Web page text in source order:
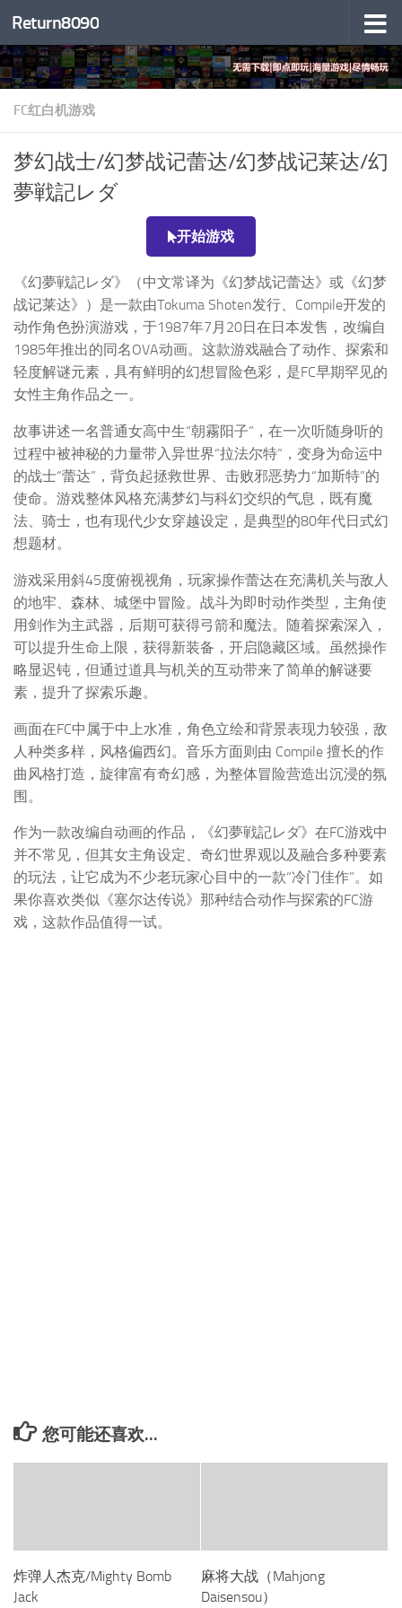
跳至内容
Return8090
FC红白机游戏
梦幻战士/幻梦战记蕾达/幻梦战记莱达/幻
夢戦記レダ
开始游戏
《幻夢戦記レダ》（中文常译为《幻梦战记蕾达》或《幻梦
战记莱达》）是一款由Tokuma Shoten发行、Compile开发的
动作角色扮演游戏，于1987年7月20日在日本发售，改编自
1985年推出的同名OVA动画。这款游戏融合了动作、探索和
轻度解谜元素，具有鲜明的幻想冒险色彩，是FC早期罕见的
女性主角作品之一。
故事讲述一名普通女高中生“朝霧阳子”，在一次听随身听的
过程中被神秘的力量带入异世界“拉法尔特”，变身为命运中
的战士“蕾达”，背负起拯救世界、击败邪恶势力“加斯特”的
使命。游戏整体风格充满梦幻与科幻交织的气息，既有魔
法、骑士，也有现代少女穿越设定，是典型的80年代日式幻
想题材。
游戏采用斜45度俯视视角，玩家操作蕾达在充满机关与敌人
的地牢、森林、城堡中冒险。战斗为即时动作类型，主角使
用剑作为主武器，后期可获得弓箭和魔法。随着探索深入，
可以提升生命上限，获得新装备，开启隐藏区域。虽然操作
略显迟钝，但通过道具与机关的互动带来了简单的解谜要
素，提升了探索乐趣。
画面在FC中属于中上水准，角色立绘和背景表现力较强，敌
人种类多样，风格偏西幻。音乐方面则由 Compile 擅长的作
曲风格打造，旋律富有奇幻感，为整体冒险营造出沉浸的氛
围。
作为一款改编自动画的作品，《幻夢戦記レダ》在FC游戏中
并不常见，但其女主角设定、奇幻世界观以及融合多种要素
的玩法，让它成为不少老玩家心目中的一款“冷门佳作”。如
果你喜欢类似《塞尔达传说》那种结合动作与探索的FC游
戏，这款作品值得一试。
您可能还喜欢...
炸弹人杰克/Mighty Bomb
Jack
麻将大战（Mahjong
Daisensou）